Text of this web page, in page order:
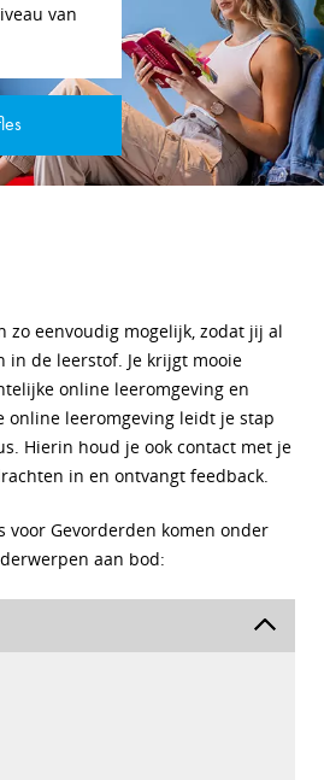
van
zo eenvoudig mogelijk, zodat jij al
in de leerstof. Je krijgt mooie
online leeromgeving en
online leeromgeving leidt je stap
Hierin houd je ook contact met je
in en ontvangt feedback.
voor Gevorderden komen onder
aan bod: